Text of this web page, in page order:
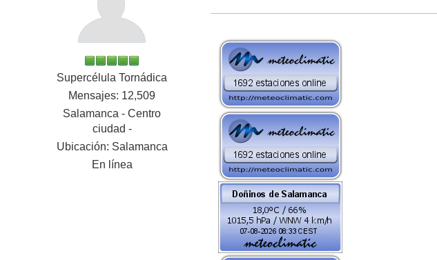
Supercélula Tornádica
Mensajes: 12,509
Salamanca - Centro
ciudad -
Ubicación: Salamanca
En línea